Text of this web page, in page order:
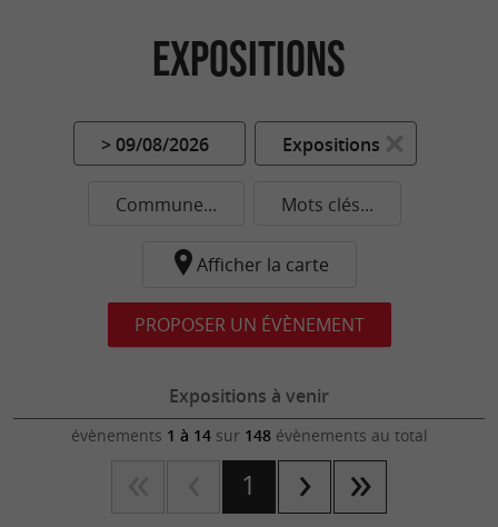
Expositions
> 09/08/2026 Expositions
Commune... Mots clés...
Afficher la carte
PROPOSER UN ÉVÈNEMENT
Expositions à venir
évènements 1 à 14sur 148évènements au total
1